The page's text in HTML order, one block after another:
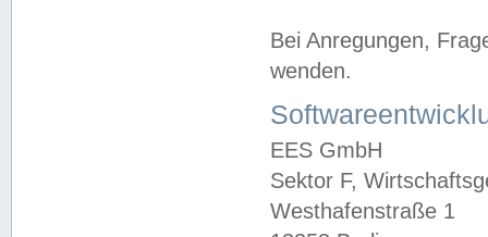
Bei Anregungen,
wenden.
EES GmbH
Sektor F,
Westhafenstraße 1